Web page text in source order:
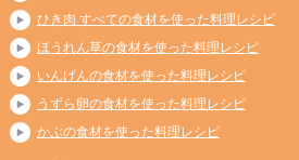
ひき肉 すべての食材を使った料理レシピ
ほうれん草の食材を使った料理レシピ
いんげんの食材を使った料理レシピ
うずら卵の食材を使った料理レシピ
かぶの食材を使った料理レシピ